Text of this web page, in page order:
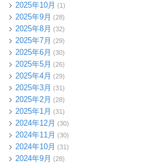
2025年10月 (1)
2025年9月 (28)
2025年8月 (32)
2025年7月 (29)
2025年6月 (30)
2025年5月 (26)
2025年4月 (29)
2025年3月 (31)
2025年2月 (28)
2025年1月 (31)
2024年12月 (30)
2024年11月 (30)
2024年10月 (31)
2024年9月 (28)